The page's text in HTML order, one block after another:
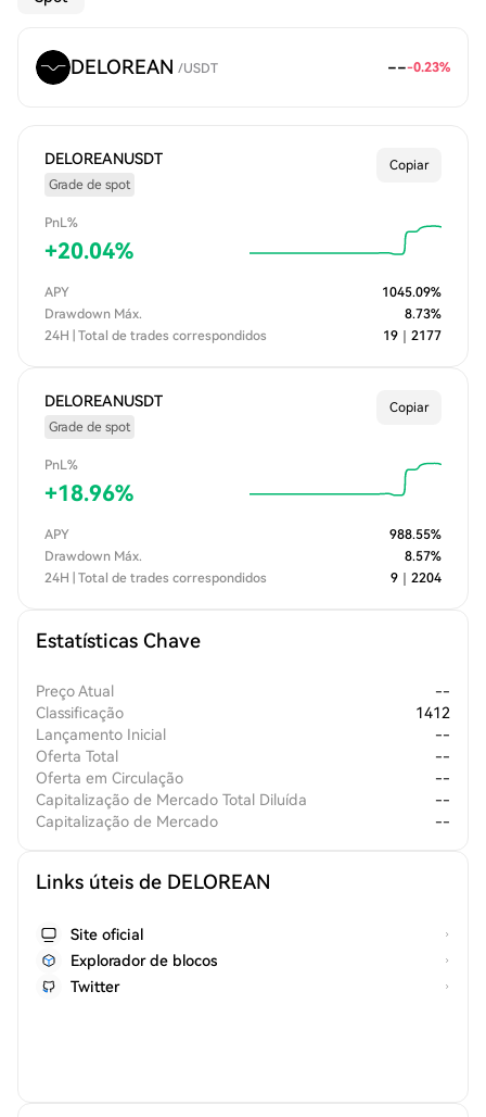
DELOREAN /USDT ---0.23%
DELOREANUSDT
Grade de spot
Copiar
PnL%
+20.04%
APY 1045.09%
Drawdown Máx.
8.73%
24H | Total de trades correspondidos
19 2177
DELOREANUSDT
Grade de spot
Copiar
PnL%
+18.96%
APY 988.55%
Drawdown Máx.
8.57%
24H | Total de trades correspondidos
9 2204
Estatísticas Chave
Preço Atual
--
Classificação
1412
Lançamento Inicial
--
Oferta Total
--
Oferta em Circulação
--
Capitalização de Mercado Total Diluída
--
Capitalização de Mercado
--
Links úteis de DELOREAN
Site oficial
Explorador de blocos
Twitter